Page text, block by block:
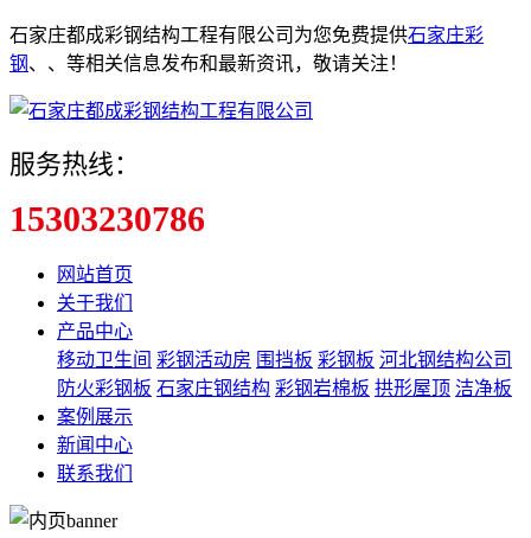
石家庄都成彩钢结构工程有限公司为您免费提供石家庄彩
钢、 、 等相关信息发布和最新资讯，敬请关注！
服务热线：
15303230786
网站首页
关于我们
产品中心
移动卫生间 彩钢活动房 围挡板 彩钢板 河北钢结构公司
防火彩钢板 石家庄钢结构 彩钢岩棉板 拱形屋顶 洁净板
案例展示
新闻中心
联系我们